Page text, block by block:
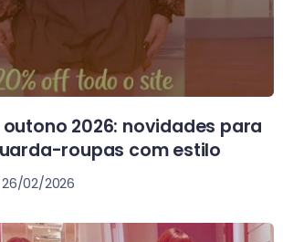
outono 2026: novidades para
roupas com estilo
26/02/2026